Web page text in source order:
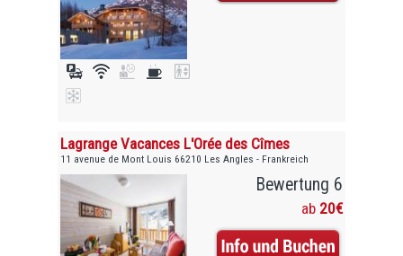
Lagrange Vacances L'Orée des Cîmes
11 avenue de Mont Louis 66210 Les Angles - Frankreich
Bewertung 6
ab 20€